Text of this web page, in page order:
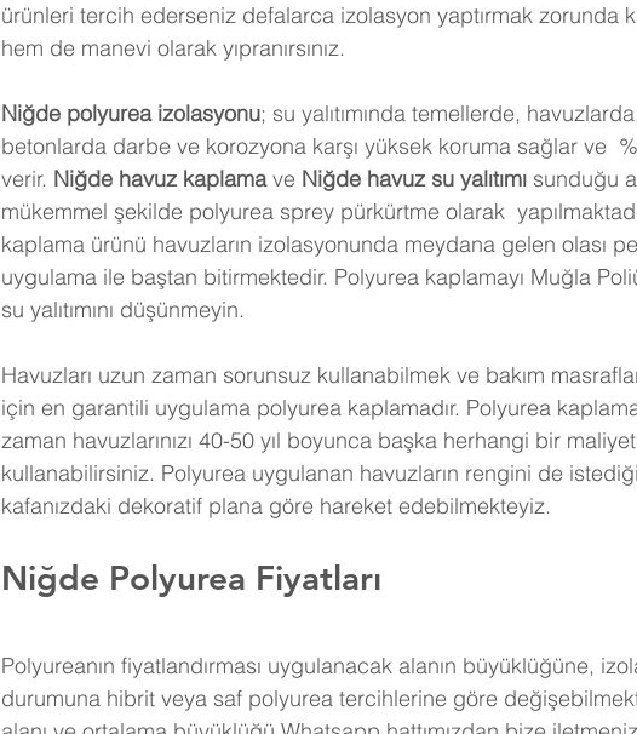
ürünleri tercih ederseniz defalarca izolasyon yaptırmak zorunda
hem de manevi olarak yıpranırsınız.
Niğde polyurea izolasyonu; su yalıtımında temellerde,
betonlarda darbe ve korozyona karşı yüksek koruma sağlar ve
verir. Niğde havuz kaplama ve Niğde havuz su yalıtımı sunduğu
mükemmel şekilde polyurea sprey pürkürtme olarak
kaplama ürünü havuzların izolasyonunda meydana gelen olası
uygulama ile baştan bitirmektedir. Polyurea kaplamayı Muğla
su yalıtımını düşünmeyin.
Havuzları uzun zaman sorunsuz kullanabilmek ve bakım
için en garantili uygulama polyurea kaplamadır. Polyurea
zaman havuzlarınızı 40-50 yıl boyunca başka herhangi bir
kullanabilirsiniz. Polyurea uygulanan havuzların rengini de
kafanızdaki dekoratif plana göre hareket edebilmekteyiz.
Niğde Polyurea Fiyatları
Polyureanın fiyatlandırması uygulanacak alanın büyüklüğüne,
durumuna hibrit veya saf polyurea tercihlerine göre